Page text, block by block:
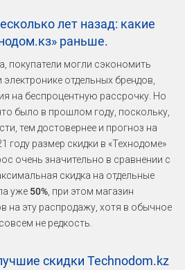
лет назад: какие
раньше.
покупатели могли сэкономить
электронике отдельных брендов,
на беспроцентную рассрочку. Но
было в прошлом году, поскольку,
тем достовернее и прогноз на
размер скидки в «Технодоме»
очень значительно в сравнении с
скидка на отдельные
уже 50% , при этом магазин
на эту распродажу, хотя в обычное
не редкость.
скидки Technodom.kz